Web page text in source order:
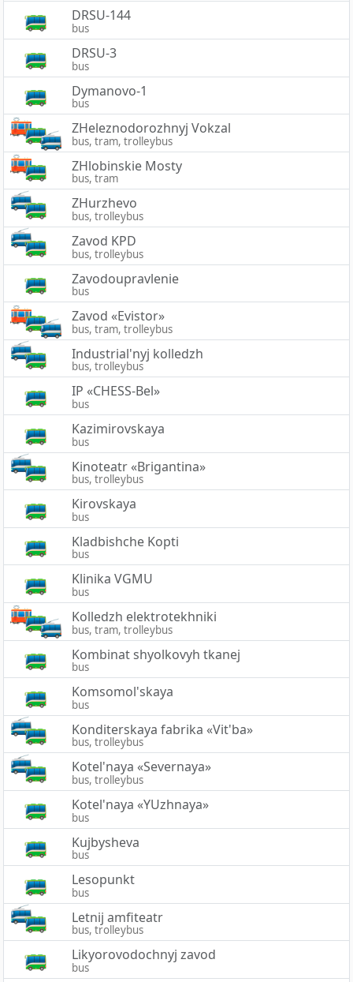
DRSU-144
bus
DRSU-3
bus
Dymanovo-1
bus
ZHeleznodorozhnyj Vokzal
bus, tram, trolleybus
ZHlobinskie Mosty
bus, tram
ZHurzhevo
bus, trolleybus
Zavod KPD
bus, trolleybus
Zavodoupravlenie
bus
Zavod «Evistor»
bus, tram, trolleybus
Industrial'nyj kolledzh
bus, trolleybus
IP «CHESS-Bel»
bus
Kazimirovskaya
bus
Kinoteatr «Brigantina»
bus, trolleybus
Kirovskaya
bus
Kladbishche Kopti
bus
Klinika VGMU
bus
Kolledzh elektrotekhniki
bus, tram, trolleybus
Kombinat shyolkovyh tkanej
bus
Komsomol'skaya
bus
Konditerskaya fabrika «Vit'ba»
bus, trolleybus
Kotel'naya «Severnaya»
bus, trolleybus
Kotel'naya «YUzhnaya»
bus
Kujbysheva
bus
Lesopunkt
bus
Letnij amfiteatr
bus, trolleybus
Likyorovodochnyj zavod
bus